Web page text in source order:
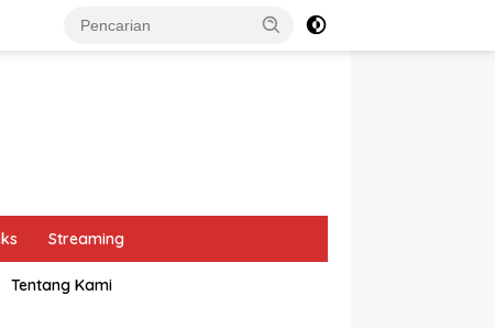
Streaming
Tentang Kami